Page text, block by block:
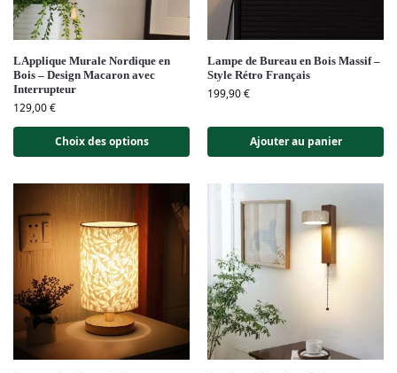
LApplique Murale Nordique en
Bois – Design Macaron avec
Interrupteur
129,00€
Choix des options
Lampe de Bureau en Bois Massif –
Style Rétro Français
199,90€
Ajouter au panier